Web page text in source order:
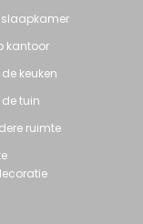
slaapkamer
kantoor
keuken
tuin
ruimte